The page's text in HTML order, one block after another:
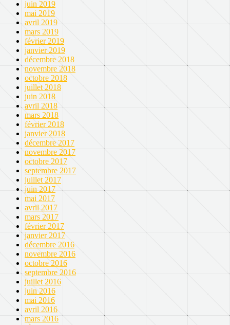
juin 2019
mai 2019
avril 2019
mars 2019
février 2019
janvier 2019
décembre 2018
novembre 2018
octobre 2018
juillet 2018
juin 2018
avril 2018
mars 2018
février 2018
janvier 2018
décembre 2017
novembre 2017
octobre 2017
septembre 2017
juillet 2017
juin 2017
mai 2017
avril 2017
mars 2017
février 2017
janvier 2017
décembre 2016
novembre 2016
octobre 2016
septembre 2016
juillet 2016
juin 2016
mai 2016
avril 2016
mars 2016